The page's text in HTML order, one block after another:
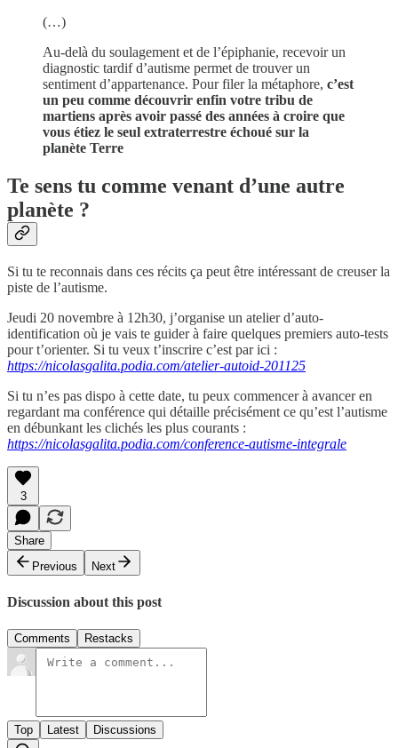
(…)
Au-delà du soulagement et de l’épiphanie, recevoir un
diagnostic tardif d’autisme permet de trouver un
sentiment d’appartenance. Pour filer la métaphore, c’est
un peu comme découvrir enfin votre tribu de
martiens après avoir passé des années à croire que
vous étiez le seul extraterrestre échoué sur la
planète Terre
Te sens tu comme venant d’une autre
planète ?
Si tu te reconnais dans ces récits ça peut être intéressant de creuser la
piste de l’autisme.
Jeudi 20 novembre à 12h30, j’organise un atelier d’auto-
identification où je vais te guider à faire quelques premiers auto-tests
pour t’orienter. Si tu veux t’inscrire c’est par ici :
https://nicolasgalita.podia.com/atelier-autoid-201125
Si tu n’es pas dispo à cette date, tu peux commencer à avancer en
regardant ma conférence qui détaille précisément ce qu’est l’autisme
en débunkant les clichés les plus courants :
https://nicolasgalita.podia.com/conference-autisme-integrale
3
Share
Previous
Next
Discussion about this post
Comments Restacks
Top Latest Discussions